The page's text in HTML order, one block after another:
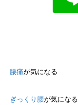
腰痛が気になる
ぎっくり腰が気になる